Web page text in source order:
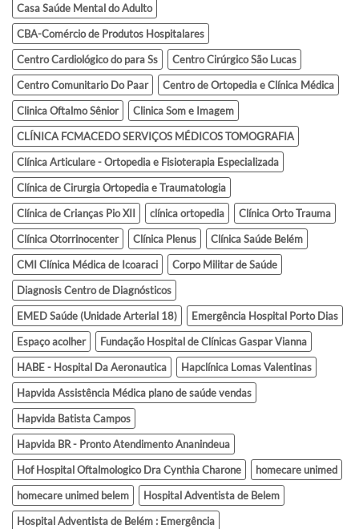
Casa Saúde Mental do Adulto
CBA-Comércio de Produtos Hospitalares
Centro Cardiológico do para Ss
Centro Cirúrgico São Lucas
Centro Comunitario Do Paar
Centro de Ortopedia e Clínica Médica
Clinica Oftalmo Sênior
Clinica Som e Imagem
CLÍNICA FCMACEDO SERVIÇOS MÉDICOS TOMOGRAFIA
Clínica Articulare - Ortopedia e Fisioterapia Especializada
Clínica de Cirurgia Ortopedia e Traumatologia
Clínica de Crianças Pio XII
clínica ortopedia
Clínica Orto Trauma
Clínica Otorrinocenter
Clínica Plenus
Clínica Saúde Belém
CMI Clínica Médica de Icoaraci
Corpo Militar de Saúde
Diagnosis Centro de Diagnósticos
EMED Saúde (Unidade Arterial 18)
Emergência Hospital Porto Dias
Espaço acolher
Fundação Hospital de Clínicas Gaspar Vianna
HABE - Hospital Da Aeronautica
Hapclínica Lomas Valentinas
Hapvida Assistência Médica plano de saúde vendas
Hapvida Batista Campos
Hapvida BR - Pronto Atendimento Ananindeua
Hof Hospital Oftalmologico Dra Cynthia Charone
homecare unimed
homecare unimed belem
Hospital Adventista de Belem
Hospital Adventista de Belém : Emergência